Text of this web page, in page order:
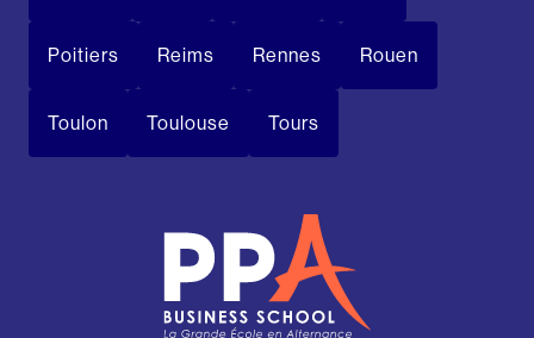
Poitiers Reims Rennes Rouen
Toulon Toulouse Tours